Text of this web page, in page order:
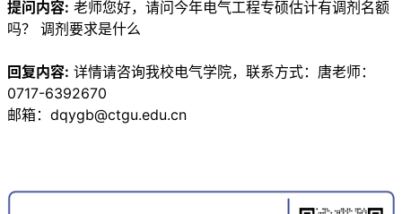
提问内容: 老师您好，请问今年电气工程专硕估计有调剂名额
吗？ 调剂要求是什么
回复内容: 详情请咨询我校电气学院，联系方式：唐老师：
0717-6392670
邮箱：dqygb@ctgu.edu.cn